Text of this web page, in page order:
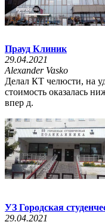
Прауд Клиник
29.04.2021
Alexander Vasko
Делал КТ челюсти, на
стоимость оказалась
впер д.
УЗ Городская
29.04.2021